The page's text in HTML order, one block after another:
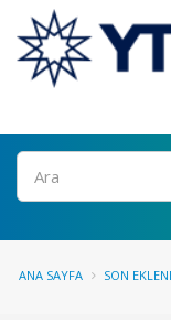
Ara
ANA SAYFA SON